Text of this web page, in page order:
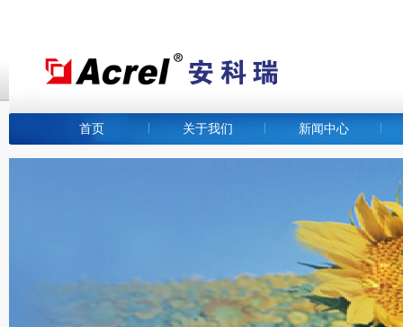
首页 关于我们 新闻中心